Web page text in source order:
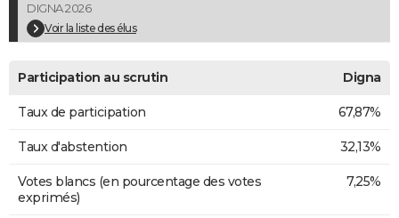
S'inscrire
Se connecter
Lycées
Collèges
Primaires
Universités
Entreprises
Service militaire
Avis de recherche
AVIS DE DÉCÈS
Bricolage
Lifestyle
Culture
Sport
Auto
Television
Voyage
Cinema
DIGNA 2026
Voir la liste des élus
Participation au scrutin Digna
Taux de participation 67,87%
Taux d'abstention 32,13%
Votes blancs (en pourcentage des votes
exprimés)
7,25%